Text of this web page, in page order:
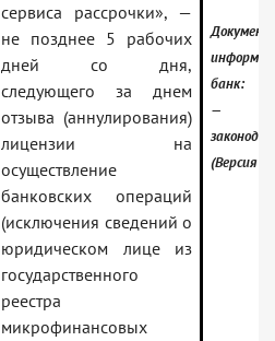
сервиса рассрочки», —
не позднее 5 рабочих
дней со дня,
следующего за днем
отзыва (аннулирования)
лицензии на
осуществление
банковских операций
(исключения сведений о
юридическом лице из
государственного
реестра
микрофинансовых
банк:
—
(Версия